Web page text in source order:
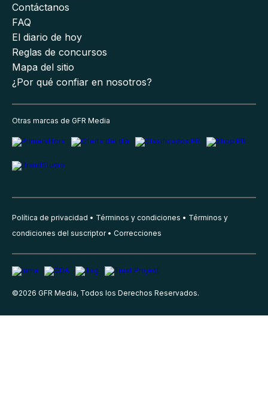
Contáctanos
FAQ
El diario de hoy
Reglas de concursos
Mapa del sitio
¿Por qué confiar en nosotros?
Otras marcas de GFR Media
Política de privacidad Términos y condiciones
Términos y
condiciones del suscriptor
Correcciones
©2026 GFR Media, Todos los Derechos Reservados.